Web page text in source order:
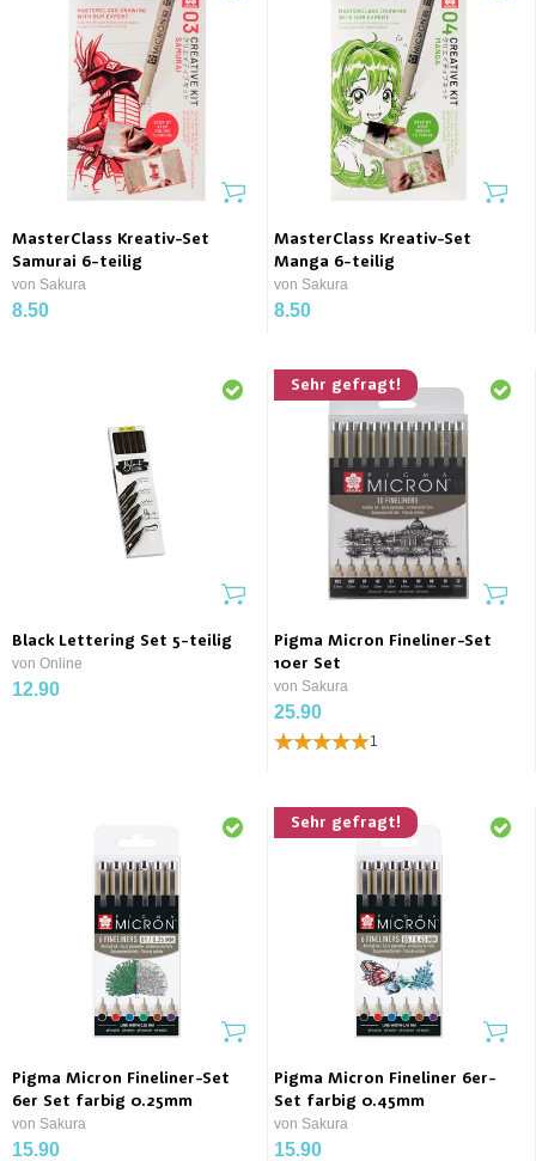
MasterClass Kreativ-Set
Samurai 6-teilig
von Sakura
8.50
MasterClass Kreativ-Set
Manga 6-teilig
von Sakura
8.50
Black Lettering Set 5-teilig
von Online
12.90
Sehr gefragt!
Pigma Micron Fineliner-Set
10er Set
von Sakura
25.90
1
Pigma Micron Fineliner-Set
6er Set farbig 0.25mm
von Sakura
15.90
Sehr gefragt!
Pigma Micron Fineliner 6er-
Set farbig 0.45mm
von Sakura
15.90